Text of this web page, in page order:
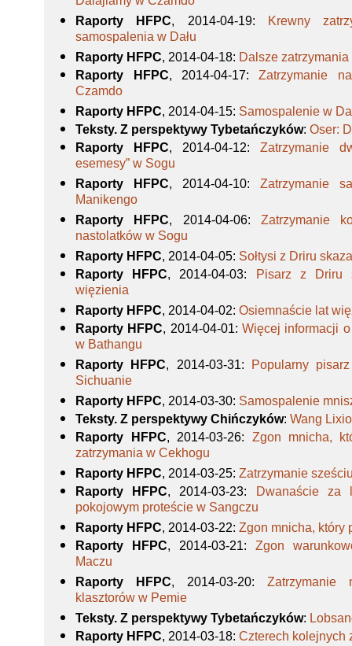
Raporty HFPC, 2014-04-19: Krewny
samospalenia w Dału
Raporty HFPC, 2014-04-18: Dalsze
Raporty HFPC, 2014-04-17:Zatrzymanie
Czamdo
Raporty HFPC, 2014-04-15: Samospalenie w
Teksty. Z perspektywy Tybetańczyków:Oser:
Raporty HFPC, 2014-04-12: Zatrzymanie
esemesy” w Sogu
Raporty HFPC, 2014-04-10:Zatrzymanie
Manikengo
Raporty HFPC, 2014-04-06:Zatrzymanie
nastolatków w Sogu
Raporty HFPC, 2014-04-05: Sołtysi z Driru
Raporty HFPC, 2014-04-03: Pisarz z Driru
więzienia
Raporty HFPC, 2014-04-02:Osiemnaście lat
Raporty HFPC, 2014-04-01:Więcej informacji
w Bathangu
Raporty HFPC, 2014-03-31: Popularny
Sichuanie
Raporty HFPC, 2014-03-30: Samospalenie
Teksty. Z perspektywy Chińczyków:Wang
Raporty HFPC, 2014-03-26: Zgon mnicha,
zatrzymania w Cekhogu
Raporty HFPC, 2014-03-25:Zatrzymanie
Raporty HFPC, 2014-03-23: Dwanaście za
pokojowym proteście w Sangczu
Raporty HFPC, 2014-03-22:Zgon mnicha, który
Raporty HFPC, 2014-03-21:Zgon
Maczu
Raporty HFPC, 2014-03-20: Zatrzymanie
klasztorów w Pemie
Teksty. Z perspektywy Tybetańczyków:
Raporty HFPC, 2014-03-18:Czterech kolejnych